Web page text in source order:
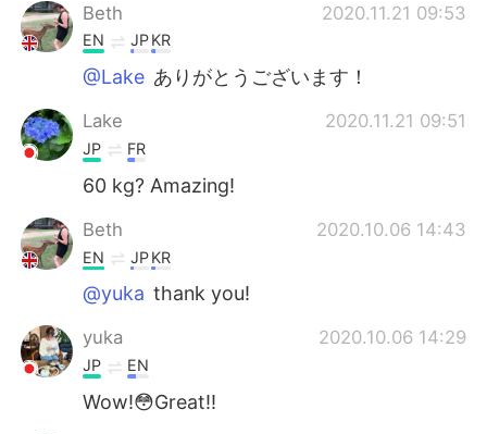
Türkçe
Português
Beth
2020.11.21 09:53
EN JPKR
@Lake ありがとうございます！
Lake 2020.11.21 09:51
JP FR
60 kg? Amazing!
Beth 2020.10.06 14:43
EN JPKR
@yuka thank you!
yuka 2020.10.06 14:29
JP EN
Wow!😳Great!!